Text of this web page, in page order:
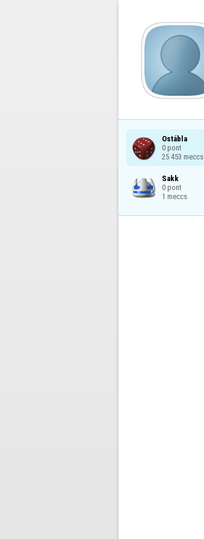
Ostábla
0 pont
25 453 meccs
Sakk
0 pont
1 meccs